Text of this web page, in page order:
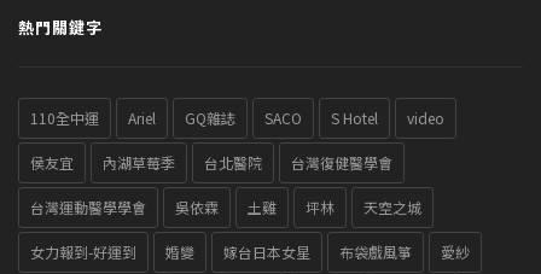
熱門關鍵字
110全中運 Ariel GQ雜誌 SACO S Hotel video
侯友宜 內湖草莓季 台北醫院 台灣復健醫學會
台灣運動醫學學會 吳依霖 土雞 坪林 天空之城
女力報到-好運到 婚變 嫁台日本女星 布袋戲風箏 愛紗